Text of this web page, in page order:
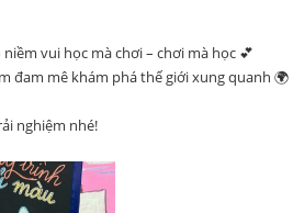
vui học mà chơi – chơi mà học 💕
đam mê khám phá thế giới xung quanh 🌍
nghiệm nhé!